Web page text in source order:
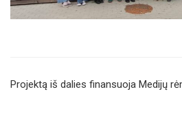
Projektą iš dalies finansuoja Medijų